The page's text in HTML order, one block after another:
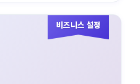
비즈니스 설정